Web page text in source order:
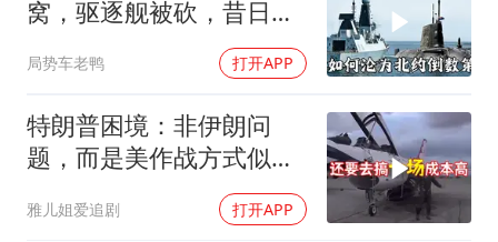
窝，驱逐舰被砍，昔日的
局势车老鸭 打开APP
特朗普困境：非伊朗问
题，而是美作战方式似苏
雅儿姐爱追剧 打开APP